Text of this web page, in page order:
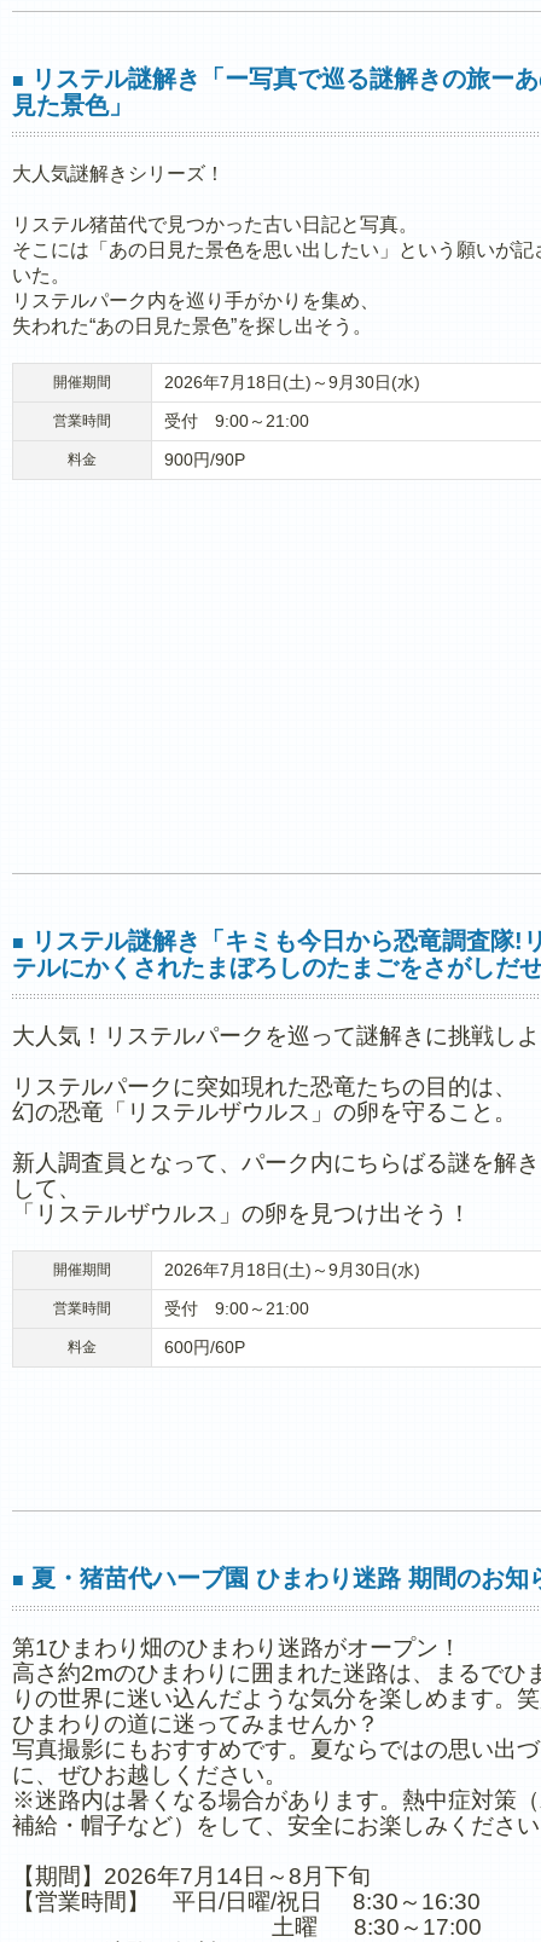
■
リステル謎解き「ー写真で巡る謎解きの旅ー
見た景色」
大人気謎解きシリーズ！
リステル猪苗代で見つかった古い日記と写真。
そこには「あの日見た景色を思い出したい」という願いが記
いた。
リステルパーク内を巡り手がかりを集め、
失われた“あの日見た景色”を探し出そう。
開催期間 2026年7月18日(土)～9月30日(水)
営業時間 受付 9:00～21:00
料金 900円/90P
■
リステル謎解き「キミも今日から恐竜調査隊!
テルにかくされたまぼろしのたまごをさがしだ
大人気！リステルパークを巡って謎解きに挑戦し
リステルパークに突如現れた恐竜たちの目的は、
幻の恐竜「リステルザウルス」の卵を守ること。
新人調査員となって、パーク内にちらばる謎を解
して、
「リステルザウルス」の卵を見つけ出そう！
開催期間 2026年7月18日(土)～9月30日(水)
営業時間 受付 9:00～21:00
料金 600円/60P
■ 夏・猪苗代ハーブ園 ひまわり迷路 期間のお知
第1ひまわり畑のひまわり迷路がオープン！
高さ約2mのひまわりに囲まれた迷路は、まるでひ
りの世界に迷い込んだような気分を楽しめます。
ひまわりの道に迷ってみませんか？
写真撮影にもおすすめです。夏ならではの思い出
に、ぜひお越しください。
※迷路内は暑くなる場合があります。熱中症対策
補給・帽子など）をして、安全にお楽しみくださ
【期間】2026年7月14日～8月下旬
【営業時間】 平日/日曜/祝日 8:30～16:30
土曜 8:30～17:00